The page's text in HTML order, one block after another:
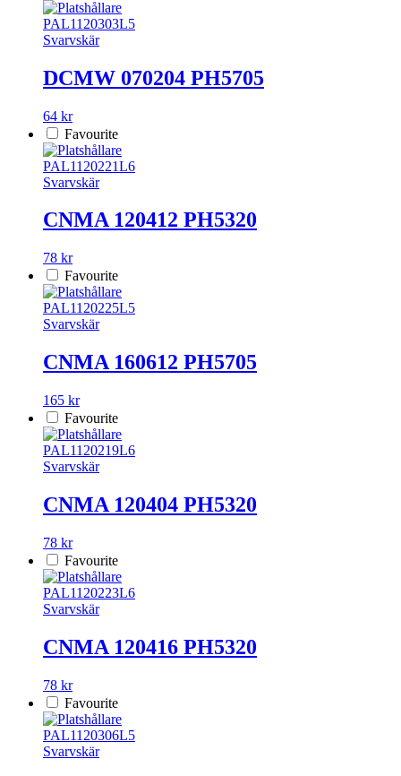
PAL1120303L5
Svarvskär
DCMW 070204 PH5705
64 kr
Favourite
PAL1120221L6
Svarvskär
CNMA 120412 PH5320
78 kr
Favourite
PAL1120225L5
Svarvskär
CNMA 160612 PH5705
165 kr
Favourite
PAL1120219L6
Svarvskär
CNMA 120404 PH5320
78 kr
Favourite
PAL1120223L6
Svarvskär
CNMA 120416 PH5320
78 kr
Favourite
PAL1120306L5
Svarvskär